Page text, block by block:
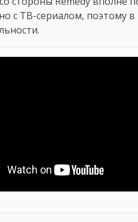
с ТВ-сериалом, поэтому